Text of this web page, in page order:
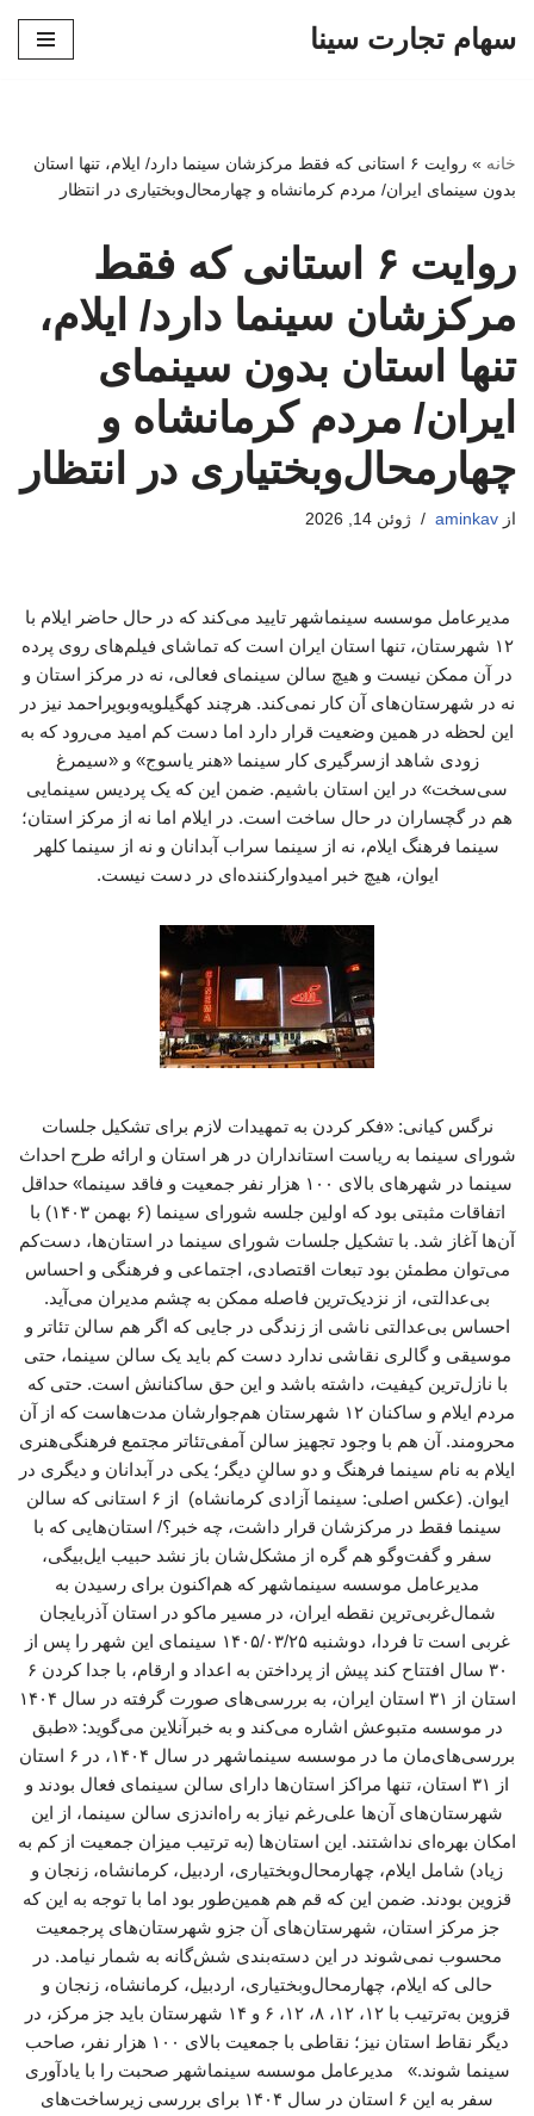
سهام تجارت سینا
خانه »
روایت ۶ استانی که فقط مرکزشان سینما دارد/ ایلام، تنها استان
بدون سینمای ایران/ مردم کرمانشاه و چهارمحال‌وبختیاری در انتظار
روایت ۶ استانی که فقط
مرکزشان سینما دارد/ ایلام،
تنها استان بدون سینمای
ایران/ مردم کرمانشاه و
چهارمحال‌وبختیاری در انتظار
از aminkav ژوئن 14, 2026
مدیرعامل موسسه سینماشهر تایید می‌کند که در حال حاضر ایلام با
۱۲ شهرستان، تنها استان ایران است که تماشای فیلم‌های روی پرده
در آن ممکن نیست و هیچ سالن سینمای فعالی، نه در مرکز استان و
نه در شهرستان‌های آن کار نمی‌کند. هرچند کهگیلویه‌وبویراحمد نیز در
این لحظه در همین وضعیت قرار دارد اما دست کم امید می‌رود که به
زودی شاهد ازسرگیری کار سینما «هنر یاسوج» و «سیمرغ
سی‌سخت» در این استان باشیم. ضمن این که یک پردیس سینمایی
هم در گچساران در حال ساخت است. در ایلام اما نه از مرکز استان؛
سینما فرهنگ ایلام، نه از سینما سراب آبدانان و نه از سینما کلهر
ایوان، هیچ خبر امیدوارکننده‌ای در دست نیست.
نرگس کیانی: «فکر کردن به تمهیدات لازم برای تشکیل جلسات
شورای سینما به ریاست استانداران در هر استان و ارائه طرح احداث
سینما در شهرهای بالای ۱۰۰ هزار نفر جمعیت و فاقد سینما» حداقل
اتفاقات مثبتی بود که اولین جلسه شورای سینما (۶ بهمن ۱۴۰۳) با
آن‌ها آغاز شد. با تشکیل جلسات شورای سینما در استان‌ها، دست‌کم
می‌توان مطمئن بود تبعات اقتصادی، اجتماعی و فرهنگی و احساس
بی‌عدالتی، از نزدیک‌ترین فاصله ممکن به چشم مدیران می‌آید.
احساس بی‌عدالتی ناشی از زندگی در جایی که اگر هم سالن تئاتر و
موسیقی و گالری نقاشی ندارد دست کم باید یک سالن سینما، حتی
با نازل‌ترین کیفیت، داشته باشد و این حق ساکنانش است. حتی که
مردم ایلام و ساکنان ۱۲ شهرستان هم‌جوارشان مدت‌هاست که از آن
محرومند. آن هم با وجود تجهیز سالن آمفی‌تئاتر مجتمع فرهنگی‌هنری
ایلام به نام سینما فرهنگ و دو سالنِ دیگر؛ یکی در آبدانان و دیگری در
ایوان. (عکس اصلی: سینما آزادی کرمانشاه) از ۶ استانی که سالن
سینما فقط در مرکزشان قرار داشت، چه خبر؟/ استان‌هایی که با
سفر و گفت‌وگو هم گره از مشکل‌شان باز نشد حبیب ایل‌بیگی،
مدیرعامل موسسه سینماشهر که هم‌اکنون برای رسیدن به
شمال‌غربی‌ترین نقطه ایران، در مسیر ماکو در استان آذربایجان
غربی است تا فردا، دوشنبه ۱۴۰۵/۰۳/۲۵ سینمای این شهر را پس از
۳۰ سال افتتاح کند پیش از پرداختن به اعداد و ارقام، با جدا کردن ۶
استان از ۳۱ استان ایران، به بررسی‌های صورت گرفته در سال ۱۴۰۴
در موسسه متبوعش اشاره می‌کند و به خبرآنلاین می‌گوید: «طبق
بررسی‌های‌مان ما در موسسه سینماشهر در سال ۱۴۰۴، در ۶ استان
از ۳۱ استان، تنها مراکز استان‌ها دارای سالن سینمای فعال بودند و
شهرستان‌های آن‌ها علی‌رغم نیاز به راه‌اندزی سالن سینما، از این
امکان بهره‌ای نداشتند. این استان‌ها (به ترتیب میزان جمعیت از کم به
زیاد) شامل ایلام، چهارمحال‌وبختیاری، اردبیل، کرمانشاه، زنجان و
قزوین بودند. ضمن این که قم هم همین‌طور بود اما با توجه به این که
جز مرکز استان، شهرستان‌های آن جزو شهرستان‌های پرجمعیت
محسوب نمی‌شوند در این دسته‌بندی شش‌گانه به شمار نیامد. در
حالی که ایلام، چهارمحال‌وبختیاری، اردبیل، کرمانشاه، زنجان و
قزوین به‌ترتیب با ۱۲، ۱۲، ۸، ۱۲، ۶ و ۱۴ شهرستان باید جز مرکز، در
دیگر نقاط استان نیز؛ نقاطی با جمعیت بالای ۱۰۰ هزار نفر، صاحب
سینما شوند.» مدیرعامل موسسه سینماشهر صحبت را با یادآوری
سفر به این ۶ استان در سال ۱۴۰۴ برای بررسی زیرساخت‌های